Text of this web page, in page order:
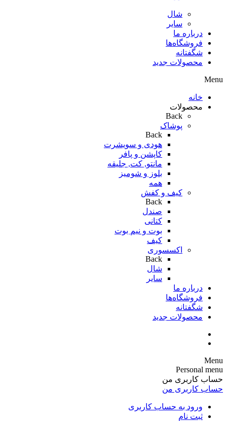
شال
سایر
درباره ما
فروشگاه‌ها
شگفتانه
محصولات جدید
Menu
خانه
محصولات
Back
پوشاک
Back
هودی و سویشرت
کاپشن و پافر
مانتو, کت, جلیقه
بلوز و شومیز
همه
کیف و کفش
Back
صندل
کتانی
بوت و نیم بوت
کیف
اکسسوری
Back
شال
سایر
درباره ما
فروشگاه‌ها
شگفتانه
محصولات جدید
Menu
Personal menu
حساب کاربری من
حساب کاربری من
ورود به حساب کاربری
ثبت نام